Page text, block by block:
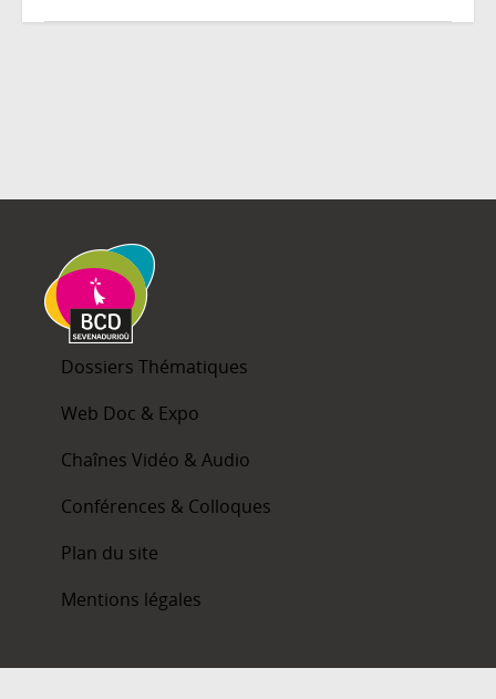
Dossiers Thématiques
Web Doc & Expo
Chaînes Vidéo & Audio
Conférences & Colloques
Plan du site
Mentions légales